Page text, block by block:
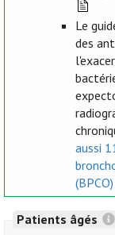
Le
des
aussi
(BPCO)
Patients âgés